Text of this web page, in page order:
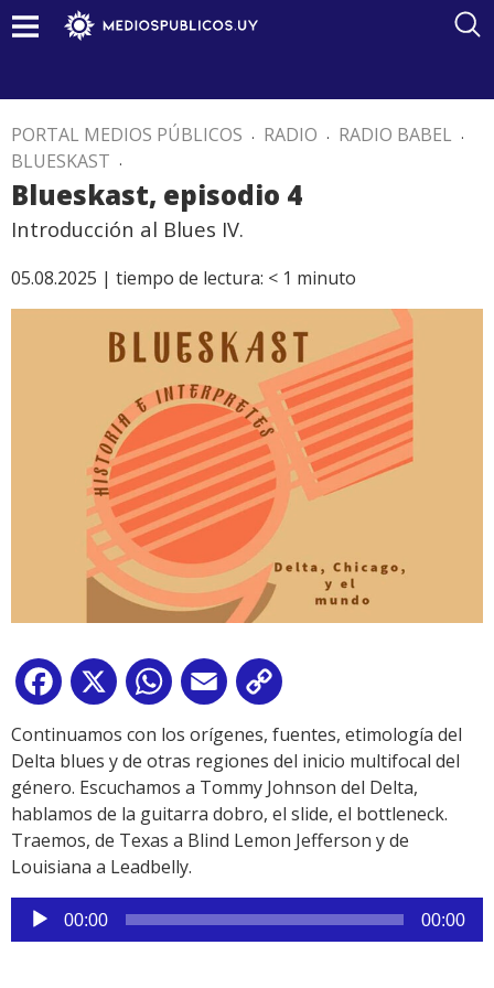
PORTAL MEDIOS PÚBLICOS . RADIO . RADIO BABEL .
BLUESKAST .
Blueskast, episodio 4
Introducción al Blues IV.
05.08.2025 | tiempo de lectura: < 1 minuto
Facebook
X WhatsApp
Email
Link
Continuamos con los orígenes, fuentes, etimología del
Delta blues y de otras regiones del inicio multifocal del
género. Escuchamos a Tommy Johnson del Delta,
hablamos de la guitarra dobro, el slide, el bottleneck.
Traemos, de Texas a Blind Lemon Jefferson y de
Louisiana a Leadbelly.
Reproductor
de
00:00 00:00